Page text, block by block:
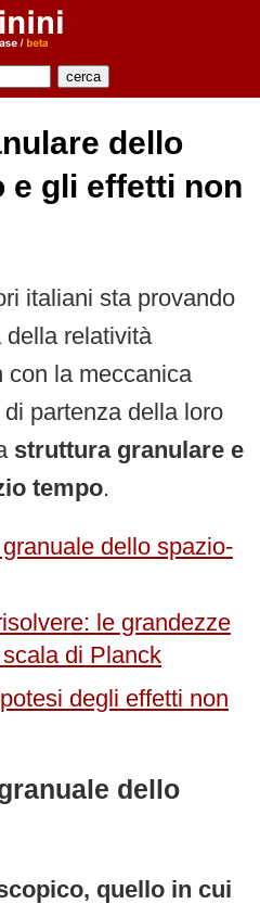
dello
e gli effetti non
italiani sta provando
della relatività
con la meccanica
partenza della loro
struttura granulare e
tempo.
dello spazio-
le grandezze
di Planck
degli effetti non
dello
quello in cui